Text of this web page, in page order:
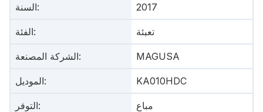
السنة: 2017
الفئة: تعبئة
الشركة المصنعة: MAGUSA
الموديل: KA010HDC
التوفر: مباع